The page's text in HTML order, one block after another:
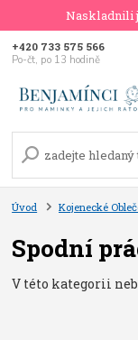
Naskladnili
+420 733 575 566
Po-čt, po 13 hodině
Úvod Kojenecké
Spodní
V této kategorii